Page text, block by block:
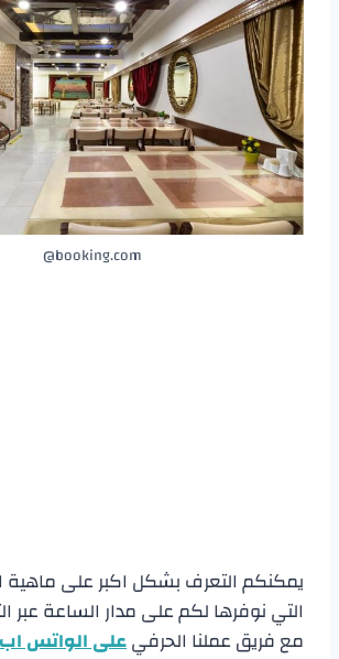
booking.com@
يمكنكم التعرف بشكل اكبر على ماهية
التي نوفرها لكم على مدار الساعة عبر
مع فريق عملنا الحرفيعلى الواتس